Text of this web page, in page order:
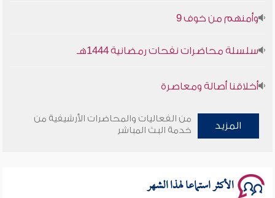
وأمنهم من خوف 9
سلسلة محاضرات نفحات رمضانية 1444هـ
أخلاقنا أصالة ومعاصرة
وأمنهم من خوف 9
المزيد
من الفعاليات والمحاضرات الأرشيفية من
خدمة البث المباشر
الأكثر استماعا لهذا الشهر